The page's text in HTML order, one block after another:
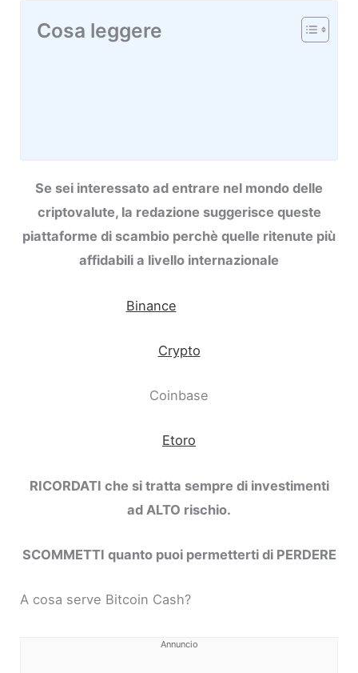
Cosa leggere
Se sei interessato ad entrare nel mondo delle
criptovalute, la redazione suggerisce queste
piattaforme di scambio perchè quelle ritenute più
affidabili a livello internazionale
Binance
Crypto
Coinbase
Etoro
RICORDATI che si tratta sempre di investimenti
ad ALTO rischio.
SCOMMETTI quanto puoi permetterti di PERDERE
A cosa serve Bitcoin Cash?
Annuncio